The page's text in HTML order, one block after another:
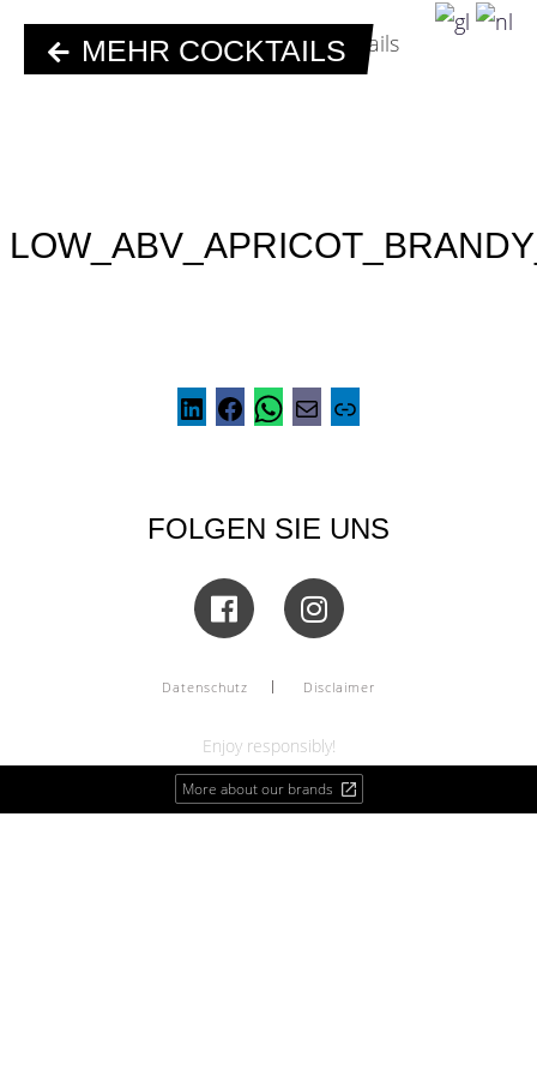
MEHR COCKTAILS
FOLGEN SIE UNS
Datenschutz Disclaimer
Enjoy responsibly!
More about our brands